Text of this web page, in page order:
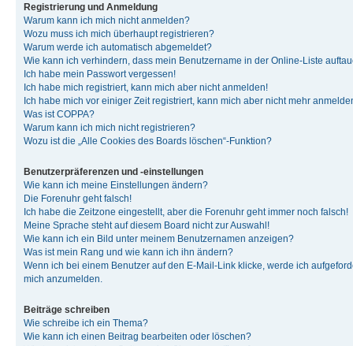
Registrierung und Anmeldung
Warum kann ich mich nicht anmelden?
Wozu muss ich mich überhaupt registrieren?
Warum werde ich automatisch abgemeldet?
Wie kann ich verhindern, dass mein Benutzername in der Online-Liste
Ich habe mein Passwort vergessen!
Ich habe mich registriert, kann mich aber nicht anmelden!
Ich habe mich vor einiger Zeit registriert, kann mich aber nicht mehr
Was ist COPPA?
Warum kann ich mich nicht registrieren?
Wozu ist die „Alle Cookies des Boards löschen“-Funktion?
Benutzerpräferenzen und -einstellungen
Wie kann ich meine Einstellungen ändern?
Die Forenuhr geht falsch!
Ich habe die Zeitzone eingestellt, aber die Forenuhr geht immer noch falsch!
Meine Sprache steht auf diesem Board nicht zur Auswahl!
Wie kann ich ein Bild unter meinem Benutzernamen anzeigen?
Was ist mein Rang und wie kann ich ihn ändern?
Wenn ich bei einem Benutzer auf den E-Mail-Link klicke, werde ich
mich anzumelden.
Beiträge schreiben
Wie schreibe ich ein Thema?
Wie kann ich einen Beitrag bearbeiten oder löschen?